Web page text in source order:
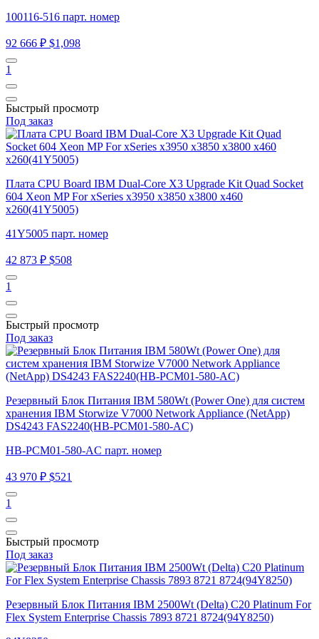
100116-516 парт. номер
92 666 ₽ $1,098
1
Быстрый просмотр
Под заказ
Плата CPU Board IBM Dual-Core X3 Upgrade Kit Quad Socket
604 Xeon MP For xSeries x3950 x3850 x3800 x460
x260(41Y5005)
41Y5005 парт. номер
42 873 ₽ $508
1
Быстрый просмотр
Под заказ
Резервный Блок Питания IBM 580Wt (Power One) для систем
хранения IBM Storwize V7000 Network Appliance (NetApp)
DS4243 FAS2240(HB-PCM01-580-AC)
HB-PCM01-580-AC парт. номер
43 970 ₽ $521
1
Быстрый просмотр
Под заказ
Резервный Блок Питания IBM 2500Wt (Delta) C20 Platinum For
Flex System Enterprise Chassis 7893 8721 8724(94Y8250)